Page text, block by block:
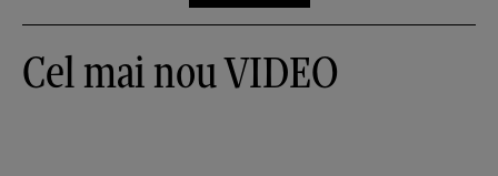
Cel mai nou VIDEO